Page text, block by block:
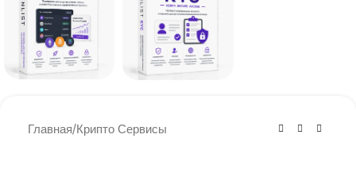
Главная/Крипто Сервисы